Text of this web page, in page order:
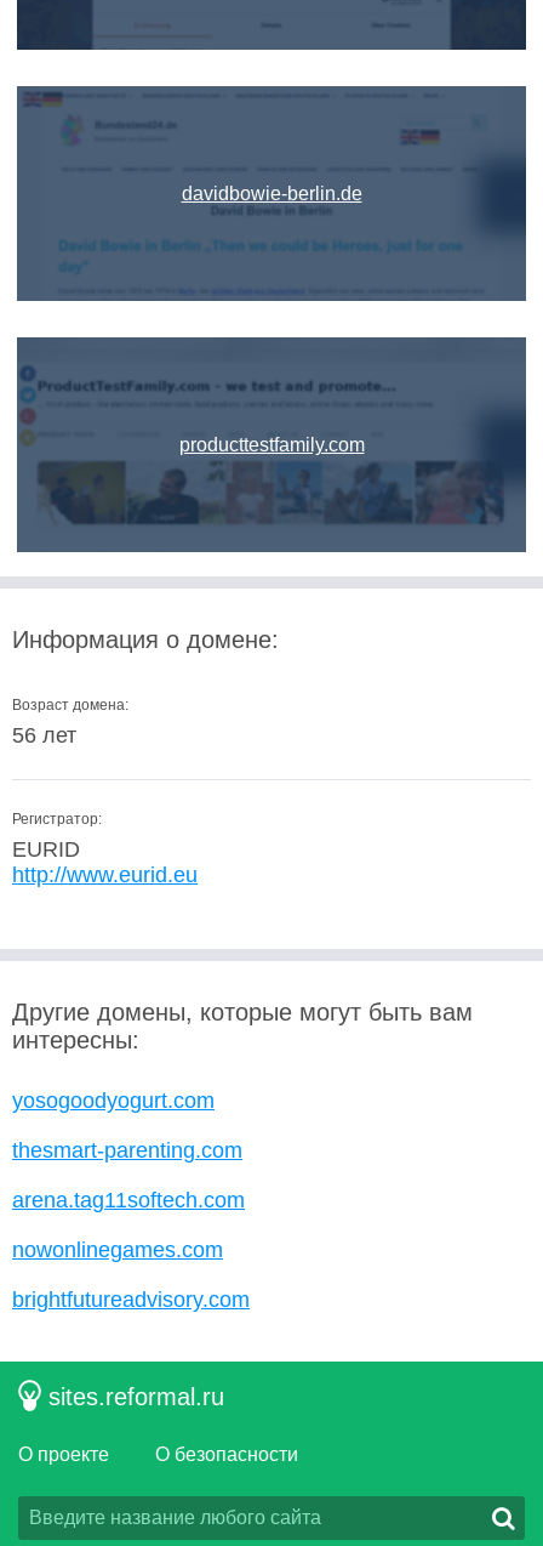
davidbowie-berlin.de
producttestfamily.com
Информация о домене:
Возраст домена:
56 лет
Регистратор:
EURID
http://www.eurid.eu
Другие домены, которые могут быть вам
интересны:
yosogoodyogurt.com
thesmart-parenting.com
arena.tag11softech.com
nowonlinegames.com
brightfutureadvisory.com
sites.reformal.ru
О проекте О безопасности